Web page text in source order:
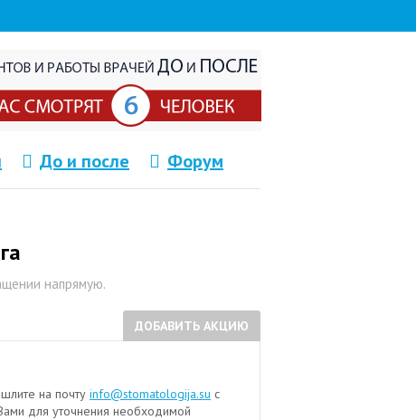
До и после Форум
напрямую.
ДОБАВИТЬ АКЦИЮ
на почту info@stomatologija.su с
для уточнения необходимой